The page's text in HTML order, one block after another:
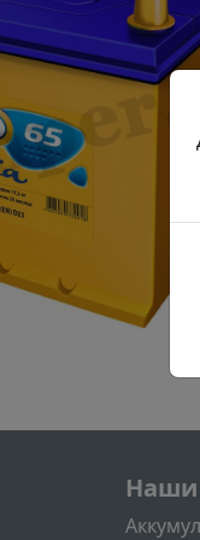
Подвал
Наши